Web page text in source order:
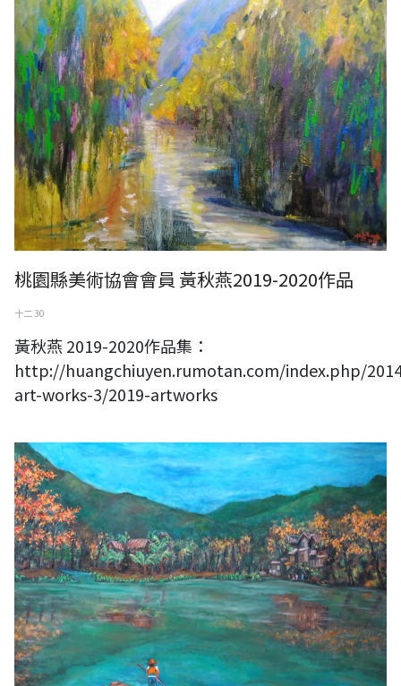
桃園縣美術協會會員 黃秋燕2019-2020作品
十二 30
黃秋燕 2019-2020作品集：
http://huangchiuyen.rumotan.com/index.php/
art-works-3/2019-artworks
廖國禎作品